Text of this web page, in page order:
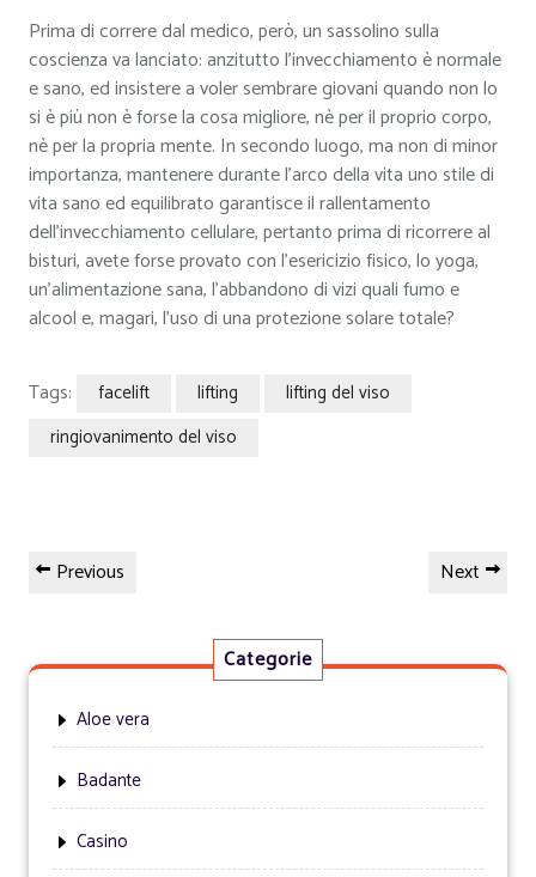
Prima di correre dal medico, però, un sassolino sulla
coscienza va lanciato: anzitutto l’invecchiamento è normale
e sano, ed insistere a voler sembrare giovani quando non lo
si è più non è forse la cosa migliore, nè per il proprio corpo,
nè per la propria mente. In secondo luogo, ma non di minor
importanza, mantenere durante l’arco della vita uno stile di
vita sano ed equilibrato garantisce il rallentamento
dell’invecchiamento cellulare, pertanto prima di ricorrere al
bisturi, avete forse provato con l’esericizio fisico, lo yoga,
un’alimentazione sana, l’abbandono di vizi quali fumo e
alcool e, magari, l’uso di una protezione solare totale?
Tags: facelift lifting
lifting del viso
ringiovanimento del viso
Navigazione
articoli
Previous
Previous
Next
Next
Categorie
Aloe vera
Badante
Casino